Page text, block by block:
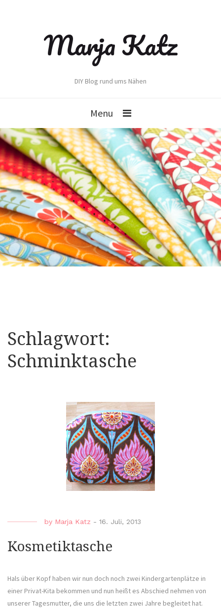
Marja Katz
DIY Blog rund ums Nähen
Menu
Schlagwort:
Schminktasche
by Marja Katz - 16. Juli, 2013
Kosmetiktasche
Hals über Kopf haben wir nun doch noch zwei Kindergartenplätze in
einer Privat-Kita bekommen und nun heißt es Abschied nehmen von
unserer Tagesmutter, die uns die letzten zwei Jahre begleitet hat.